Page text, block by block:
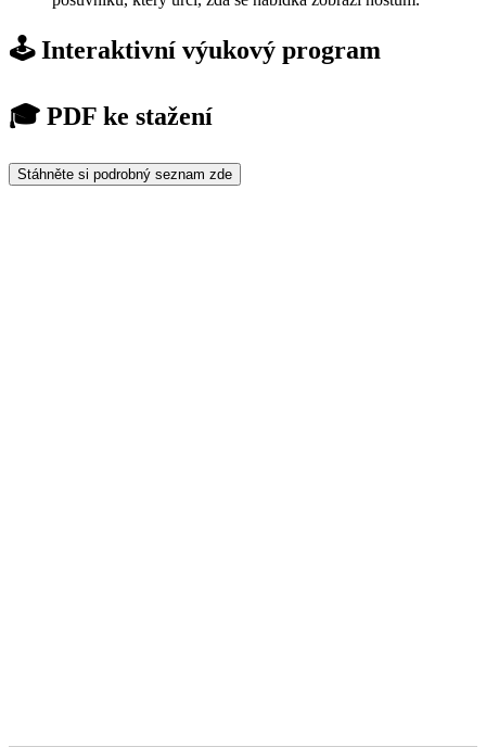
🕹️ Interaktivní výukový program
🎓 PDF ke stažení
Stáhněte si podrobný seznam zde